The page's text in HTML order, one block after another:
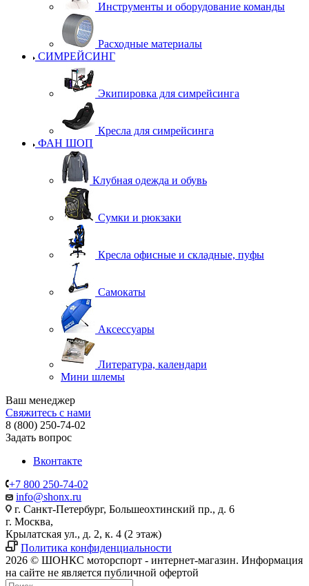
Инструменты и оборудование команды
Расходные материалы
СИМРЕЙСИНГ
Экипировка для симрейсинга
Кресла для симрейсинга
ФАН ШОП
Клубная одежда и обувь
Сумки и рюкзаки
Кресла офисные и складные, пуфы
Самокаты
Аксессуары
Литература, календари
Мини шлемы
Ваш менеджер
Свяжитесь с нами
8 (800) 250-74-02
Задать вопрос
Вконтакте
+7 800 250-74-02
info@shonx.ru
г. Санкт-Петербург, Большеохтинский пр., д. 6
г. Москва,
Крылатская ул., д. 2, к. 4 (2 этаж)
Политика конфиденциальности
2026 © ШОНКС моторспорт - интернет-магазин. Информация
на сайте не является публичной офертой